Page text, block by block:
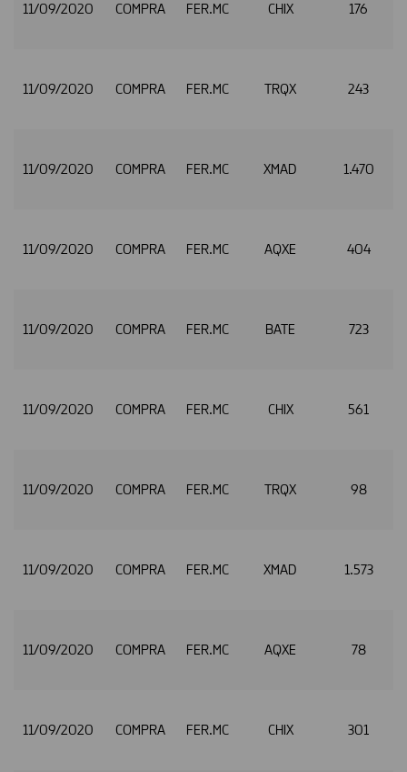
11/09/2020 COMPRA FER.MC CHIX 176
11/09/2020 COMPRA FER.MC TRQX 243
11/09/2020 COMPRA FER.MC XMAD 1.470
11/09/2020 COMPRA FER.MC AQXE 404
11/09/2020 COMPRA FER.MC BATE 723
11/09/2020 COMPRA FER.MC CHIX 561
11/09/2020 COMPRA FER.MC TRQX 98
11/09/2020 COMPRA FER.MC XMAD 1.573
11/09/2020 COMPRA FER.MC AQXE 78
11/09/2020 COMPRA FER.MC CHIX 301